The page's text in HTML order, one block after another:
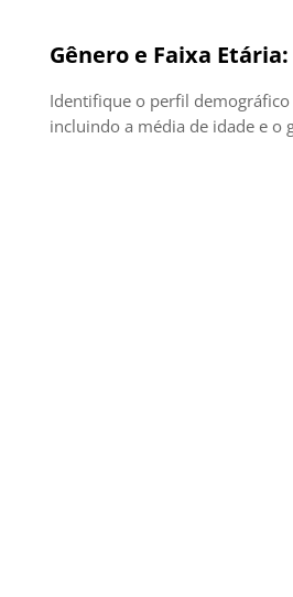
Gênero e Faixa Etária:
Identifique o perfil demográfico
incluindo a média de idade e o